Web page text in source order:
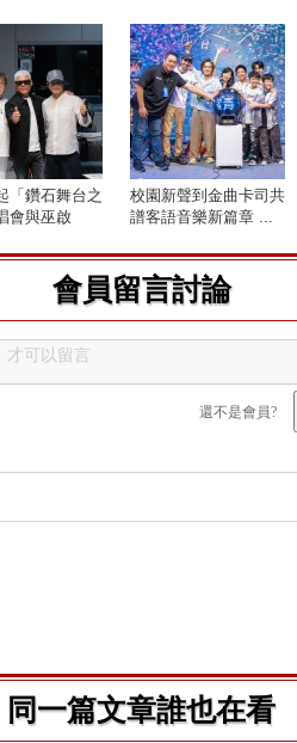
「鑽石舞台之
會與巫啟
校園新聲到金曲卡司共
譜客語音樂新篇章 ...
會員留言討論
還不是會員?
同一篇文章誰也在看